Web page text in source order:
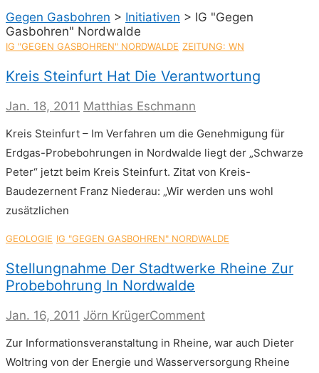
Gegen Gasbohren > Initiativen > IG "Gegen
Gasbohren" Nordwalde
IG "GEGEN GASBOHREN" NORDWALDE ZEITUNG: WN
Kreis Steinfurt Hat Die Verantwortung
Jan. 18, 2011 Matthias Eschmann
Kreis Steinfurt – Im Verfahren um die Genehmigung für
Erdgas-Probebohrungen in Nordwalde liegt der „Schwarze
Peter“ jetzt beim Kreis Steinfurt. Zitat von Kreis-
Baudezernent Franz Niederau: „Wir werden uns wohl
zusätzlichen
GEOLOGIE IG "GEGEN GASBOHREN" NORDWALDE
Stellungnahme Der Stadtwerke Rheine Zur
Probebohrung In Nordwalde
Jan. 16, 2011 Jörn KrügerCommenton
der
Stadtwerke
Zur Informationsveranstaltung in Rheine, war auch Dieter
Woltring von der Energie und Wasserversorgung Rheine